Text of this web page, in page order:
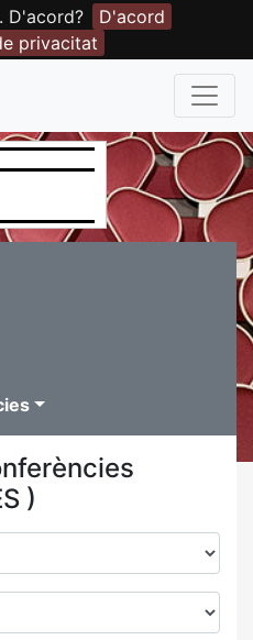
D'acord?
D'acord
privacitat
)